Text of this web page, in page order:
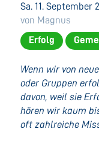
Sa. 11. September
von Magnus
Erfolg
Wenn wir von
oder Gruppen
davon, weil sie
hören wir kaum
oft zahlreiche